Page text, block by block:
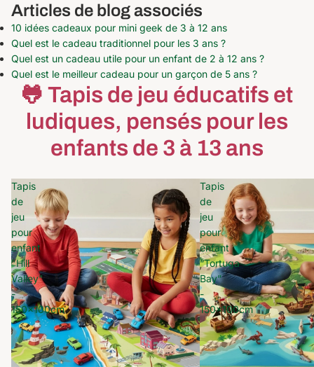
Articles de blog associés
10 idées cadeaux pour mini geek de 3 à 12 ans
Quel est le cadeau traditionnel pour les 3 ans ?
Quel est un cadeau utile pour un enfant de 2 à 12 ans ?
Quel est le meilleur cadeau pour un garçon de 5 ans ?
🐸 Tapis de jeu éducatifs et
ludiques, pensés pour les
enfants de 3 à 13 ans
Tapis
de
jeu
pour
enfant
"Hill
Valley"
-
150x100cm
Tapis
de
jeu
pour
enfant
“Tortuga
Bay”
-
150x100cm